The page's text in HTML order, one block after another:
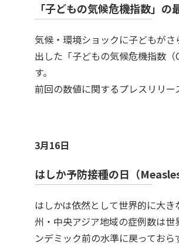
「子どもの気候危機指数」の
気候・環境ショックに子どもが
出した「子どもの気候危機指数
す。
前回の数値に関するプレスリリー
3月16日
はしか予防接種の日（
はしかは依然として世界的に大
州・中央アジア地域の症例数は
ンデミック前の水準に戻ってお